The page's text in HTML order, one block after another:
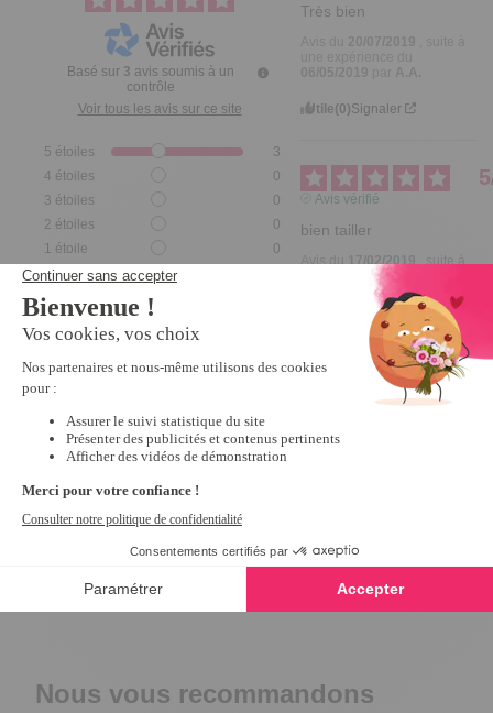
Basé sur 3 avis soumis à un
contrôle
Voir tous les avis sur ce site
5 étoiles
3
4 étoiles
0
3 étoiles
0
2 étoiles
0
1 étoile 0
Trier les avis
Très bien
06/05/2019
A.A.
Utile(0)Signaler
5
Avis vérifié
bien tailler
Avis du17/02/2019 , suite à
une expérience du
par A.A.
Signaler
Très bon article à porter
Utile(0)Signaler
Nous vous recommandons